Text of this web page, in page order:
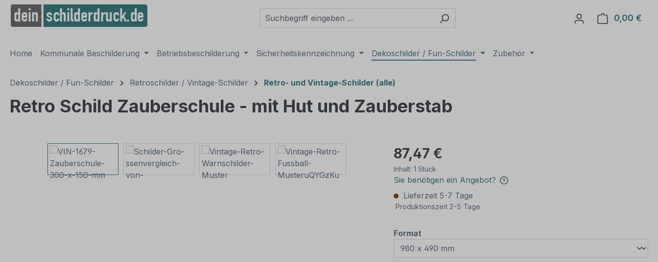
Zur Hauptnavigation springen
0,00 €
Home Kommunale Beschilderung Betriebsbeschilderung Sicherheitskennzeichnung Dekoschilder / Fun-Schilder Zubehör
Dekoschilder / Fun-Schilder Retroschilder / Vintage-Schilder Retro- und Vintage-Schilder (alle)
Retro Schild Zauberschule - mit Hut und Zauberstab
Bildergalerie überspringen 87,47 €
Inhalt: 1 Stück
Sie benötigen ein Angebot?
Lieferzeit 5-7 Tage
Produktionszeit 2-5 Tage
Format